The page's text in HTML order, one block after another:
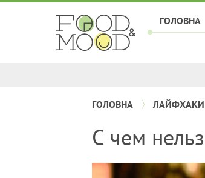
ГОЛОВНА
ГОЛОВНА ЛАЙФХАКИ
С чем